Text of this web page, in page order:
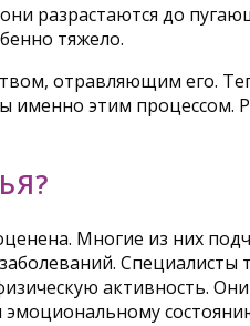
разрастаются до
тяжело.
отравляющим его.
этим процессом.
Многие из них
активность.